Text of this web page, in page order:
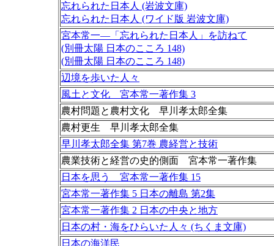
忘れられた日本人 (岩波文庫)
忘れられた日本人 (ワイド版 岩波文庫)
宮本常一―「忘れられた日本人」を訪ねて
(別冊太陽 日本のこころ 148)
(別冊太陽 日本のこころ 148)
辺境を歩いた人々
風土と文化 宮本常一著作集 3
農村問題と農村文化 早川孝太郎全集
農村更生 早川孝太郎全集
早川孝太郎全集 第7巻 農経営と技術
農業技術と経営の史的側面 宮本常一著作集
日本を思う 宮本常一著作集 15
宮本常一著作集 5 日本の離島 第2集
宮本常一著作集 2 日本の中央と地方
日本の村・海をひらいた人々 (ちくま文庫)
日本の海洋民